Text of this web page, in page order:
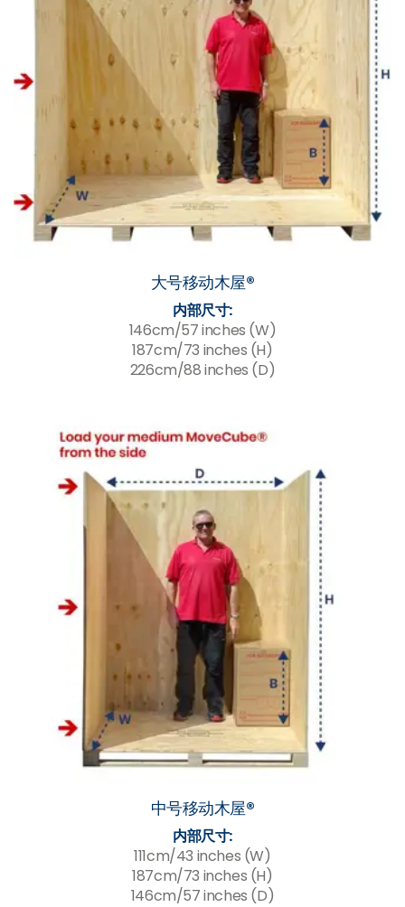
大号移动木屋®
内部尺寸:
146cm/57 inches (W)
187cm/73 inches (H)
226cm/88 inches (D)
中号移动木屋®
内部尺寸:
111cm/43 inches (W)
187cm/73 inches (H)
146cm/57 inches (D)